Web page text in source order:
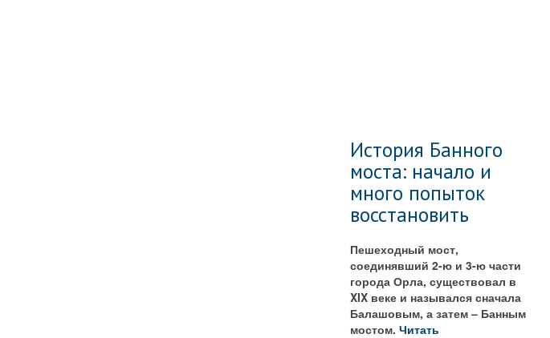
История Банного
моста: начало и
много попыток
восстановить
Пешеходный мост,
соединявший 2-ю и 3-ю части
города Орла, существовал в
XIX веке и назывался сначала
Балашовым, а затем – Банным
мостом.Читать